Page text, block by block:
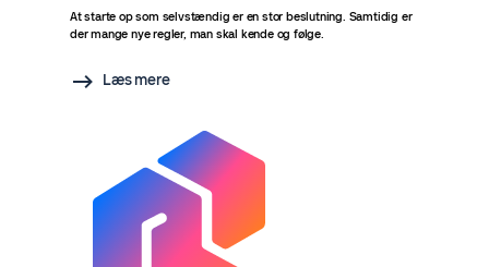
At starte op som selvstændig er en stor beslutning. Samtidig er
der mange nye regler, man skal kende og følge.
Læs mere